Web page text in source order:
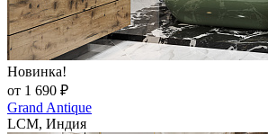
Новинка!
от 1 690 ₽
Grand Antique
LCM, Индия